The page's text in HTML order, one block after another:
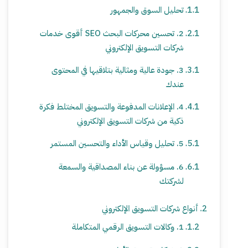
تحليل السوق والجمهور
2. تحسين محركات البحث SEO أقوى خدمات
شركات التسويق الإلكتروني
3. جودة عالية ومثالية بتلاقيها في المحتوى
عندك
4. الإعلانات المدفوعة والتسويق المختلط فكرة
ذكية من شركات التسويق الإلكتروني
5. تحليل وقياس الأداء والتحسين المستمر
6. مسؤولة عن بناء المصداقية والسمعة
لشركتك
أنواع شركات التسويق الإلكتروني
1. وكالات التسويق الرقمي المتكاملة